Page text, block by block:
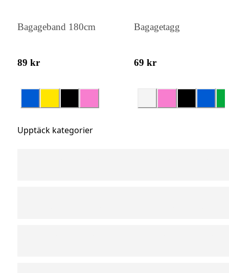
Bagageband 180cm
89 kr
Bagagetagg
69 kr
Upptäck kategorier